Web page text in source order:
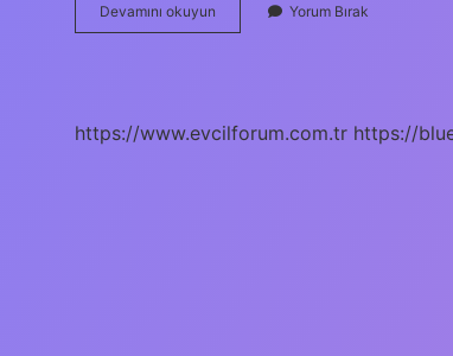
Devamını okuyun
Türk
Mi
Yorum Bırak
https://www.evcilforum.com.tr https://